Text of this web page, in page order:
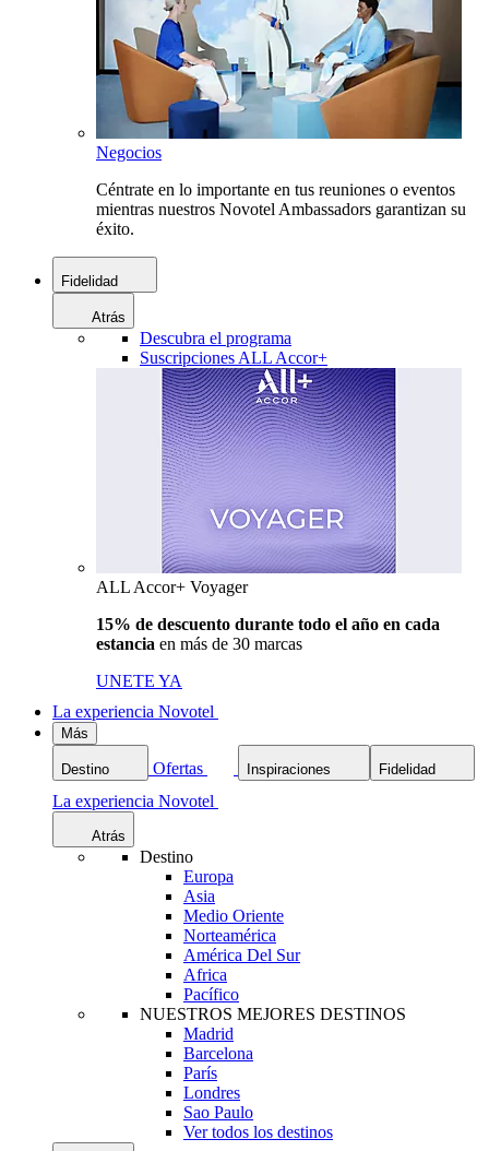
Negocios
Céntrate en lo importante en tus reuniones o eventos
mientras nuestros Novotel Ambassadors garantizan su
éxito.
Fidelidad
Atrás
Descubra el programa
Suscripciones ALL Accor+
ALL Accor+ Voyager
15% de descuento durante todo el año en cada
estancia en más de 30 marcas
UNETE YA
La experiencia Novotel
Más
Destino Ofertas Inspiraciones Fidelidad
La experiencia Novotel
Atrás
Destino
Europa
Asia
Medio Oriente
Norteamérica
América Del Sur
Africa
Pacífico
NUESTROS MEJORES DESTINOS
Madrid
Barcelona
París
Londres
Sao Paulo
Ver todos los destinos